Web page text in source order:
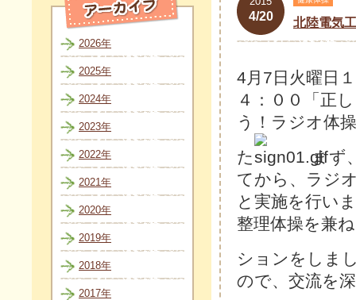
4/20 北陸電気
4月7日火曜日
４：００「正
う！ラジオ体
た
まず
てから、ラジ
と実施を行い
整理体操を兼
ションをしま
ので、交流を
2026年
2025年
2024年
2023年
2022年
2021年
2020年
2019年
2018年
2017年